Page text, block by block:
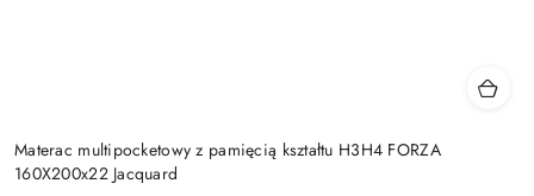
Materac multipocketowy z pamięcią kształtu H3H4 FORZA
160X200x22 Jacquard